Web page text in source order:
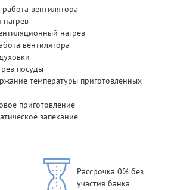
вентилятора
нагрев
вентилятора
посуды
температуры приготовленных
приготовление
запекание
Рассрочка 0% без
участия банка